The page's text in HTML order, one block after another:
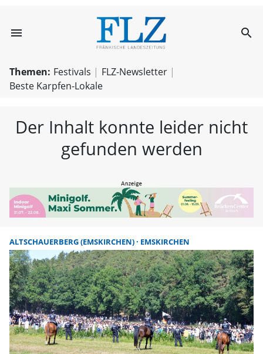
menu FLZ – search
Themen: Festivals
FLZ-Newsletter
Beste Karpfen-Lokale
Der Inhalt konnte leider nicht
gefunden werden
ALTSCHAUERBERG (EMSKIRCHEN) EMSKIRCHEN